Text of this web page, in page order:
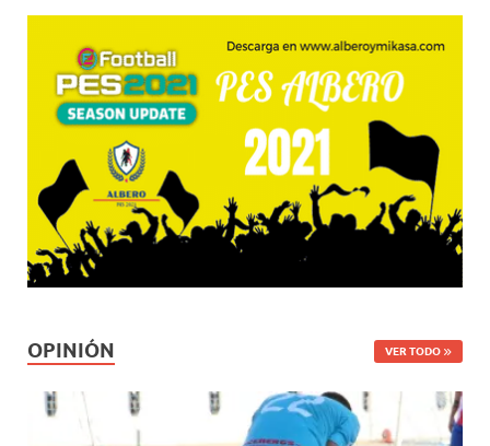
OPINIÓN VER TODO